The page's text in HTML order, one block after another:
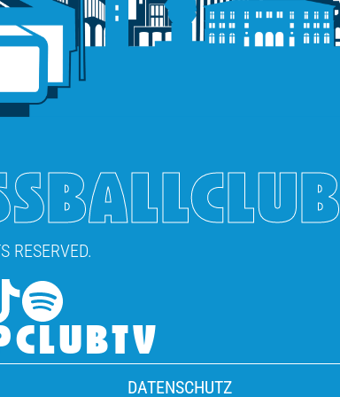
RESERVED.
CLUBTV
DATENSCHUTZ